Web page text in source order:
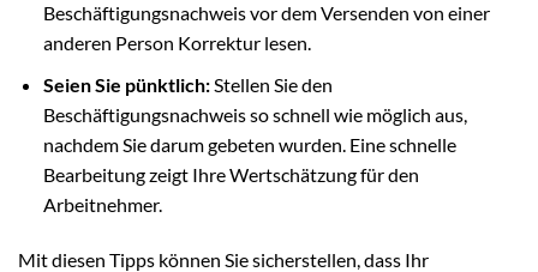
Beschäftigungsnachweis vor dem Versenden von einer
anderen Person Korrektur lesen.
Seien Sie pünktlich:Stellen Sie den
Beschäftigungsnachweis so schnell wie möglich aus,
nachdem Sie darum gebeten wurden. Eine schnelle
Bearbeitung zeigt Ihre Wertschätzung für den
Arbeitnehmer.
Mit diesen Tipps können Sie sicherstellen, dass Ihr